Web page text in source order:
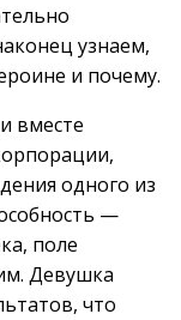
узнаем,
и почему.
вместе
одного из
—
поле
Девушка
что